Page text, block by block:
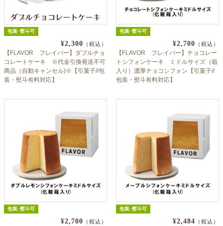
包装･熨斗可
¥2,300 （税込）
【FLAVOR フレイバー】ダブルチョ
コレートケーキ ※代金引換発送不可
商品（自動キャンセル)※【引菓子//包
装・熨斗有料対応】
包装･熨斗可
¥2,700 （税込）
【FLAVOR フレイバー】チョコレー
トシフォンケーキ ミドルサイズ（箱
入り）濃厚チョコシフォン【引菓子//
包装・熨斗有料対応】
包装･熨斗可
¥2,700 （税込）
包装･熨斗可
¥2,484 （税込）